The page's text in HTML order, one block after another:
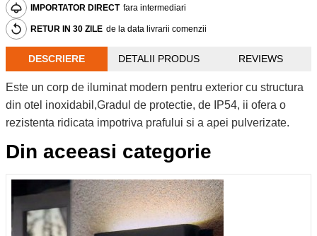
IMPORTATOR DIRECT fara intermediari
RETUR IN 30 ZILE de la data livrarii comenzii
DESCRIERE DETALII PRODUS REVIEWS
Este un corp de iluminat modern pentru exterior cu structura
din otel inoxidabil,Gradul de protectie, de IP54, ii ofera o
rezistenta ridicata impotriva prafului si a apei pulverizate.
Din aceeasi categorie